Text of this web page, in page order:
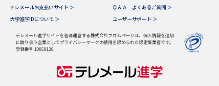
テレメールお支払いサイト ＞
Ｑ＆Ａ よくあるご質問 ＞
大学進学IDについて ＞
ユーザーサポート ＞
テレメール進学サイトを管理運営する株式会社フロムページは、個人情報を適切
に取り扱う企業としてプライバシーマークの使用を認められた認定事業者です。
登録番号 10860126